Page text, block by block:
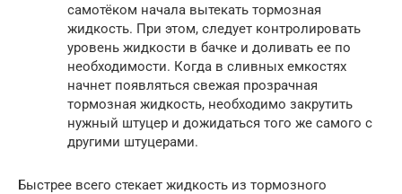
самотёком начала вытекать тормозная
жидкость. При этом, следует контролировать
уровень жидкости в бачке и доливать ее по
необходимости. Когда в сливных емкостях
начнет появляться свежая прозрачная
тормозная жидкость, необходимо закрутить
нужный штуцер и дожидаться того же самого с
другими штуцерами.
Быстрее всего стекает жидкость из тормозного